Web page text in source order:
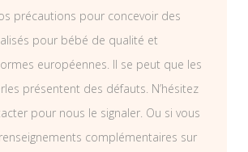
précautions pour concevoir des
pour bébé de qualité et
européennes. Il se peut que les
présentent des défauts. N’hésitez
pour nous le signaler. Ou si vous
complémentaires sur